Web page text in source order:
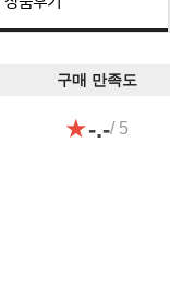
구매 만족도
★-.-/ 5